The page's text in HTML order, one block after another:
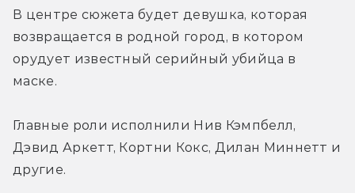
В центре сюжета будет девушка, которая
возвращается в родной город, в котором
орудует известный серийный убийца в
маске.
Главные роли исполнили Нив Кэмпбелл,
Дэвид Аркетт, Кортни Кокс, Дилан Миннетт и
другие.